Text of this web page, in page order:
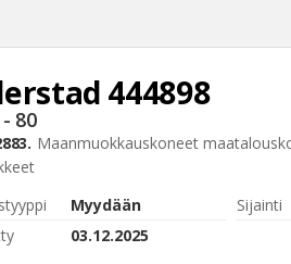
444898
80
Maanmuokkauskoneet
Myydään Sijainti
03.12.2025